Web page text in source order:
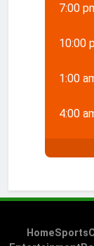
7:00
10:00
1:00
4:00
HomeSports